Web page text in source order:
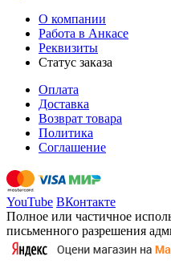
О компании
Работа в Анкасе
Реквизиты
Статус заказа
Оплата
Доставка
Возврат товара
Политика
Соглашение
YouTube ВКонтакте
Полное или частичное
письменного разрешения